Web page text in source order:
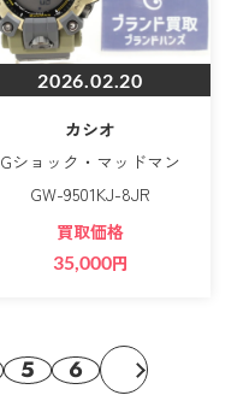
2026.02.20
カシオ
Gショック・マッドマン
GW-9501KJ-8JR
買取価格
35,000円
5 6